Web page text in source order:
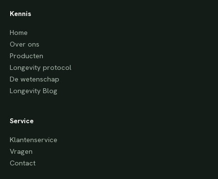
Kennis
Home
Over ons
Producten
Longevity protocol
De wetenschap
Longevity Blog
Service
Klantenservice
Vragen
Contact